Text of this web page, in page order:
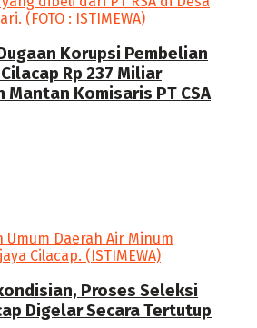
Korupsi Pembelian
Rp 237 Miliar
Komisaris PT CSA
Proses Seleksi
Digelar Secara Tertutup